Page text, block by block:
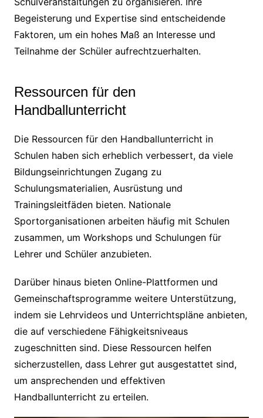
Begeisterung und Expertise sind entscheidende
Faktoren, um ein hohes Maß an Interesse und
Teilnahme der Schüler aufrechtzuerhalten.
Ressourcen für den
Handballunterricht
Die Ressourcen für den Handballunterricht in
Schulen haben sich erheblich verbessert, da viele
Bildungseinrichtungen Zugang zu
Schulungsmaterialien, Ausrüstung und
Trainingsleitfäden bieten. Nationale
Sportorganisationen arbeiten häufig mit Schulen
zusammen, um Workshops und Schulungen für
Lehrer und Schüler anzubieten.
Darüber hinaus bieten Online-Plattformen und
Gemeinschaftsprogramme weitere Unterstützung,
indem sie Lehrvideos und Unterrichtspläne anbieten,
die auf verschiedene Fähigkeitsniveaus
zugeschnitten sind. Diese Ressourcen helfen
sicherzustellen, dass Lehrer gut ausgestattet sind,
um ansprechenden und effektiven
Handballunterricht zu erteilen.